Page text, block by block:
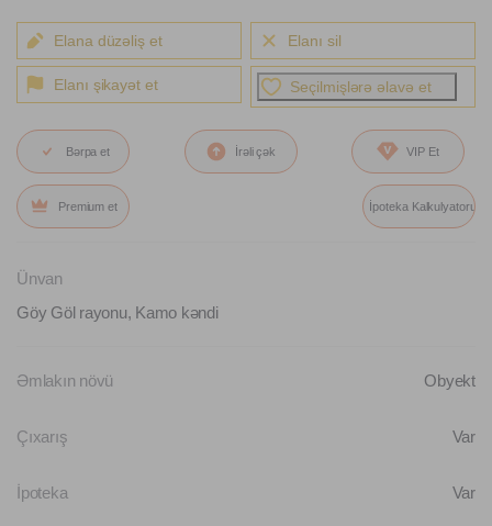
Elanı şikayət et
Elana düzəliş et Elanı sil
Seçilmişlərə əlavə et
Bərpa et İrəli çək VIP Et
Premium et İpoteka Kalkulyatoru
Ünvan
Göy Göl rayonu, Kamo kəndi
Əmlakın növü Obyekt
Çıxarış Var
İpoteka Var